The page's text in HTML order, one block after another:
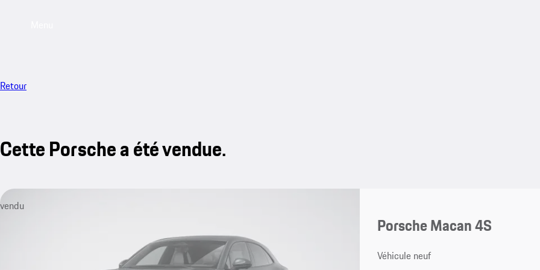
Retour
Cette Porsche a été vendue.
vendu
Porsche Macan 4S
Véhicule neuf